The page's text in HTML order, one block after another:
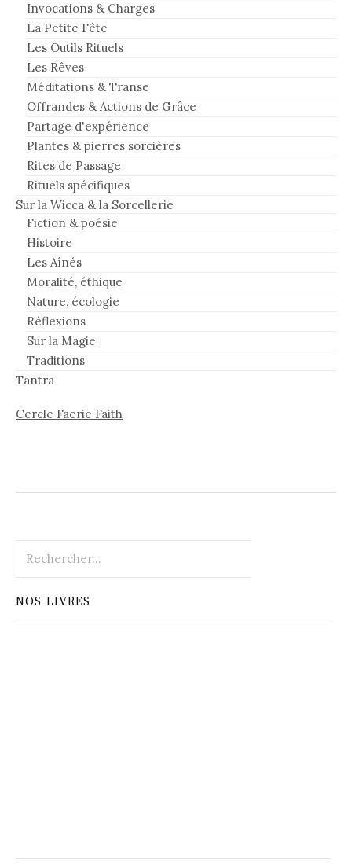
Invocations & Charges
La Petite Fête
Les Outils Rituels
Les Rêves
Méditations & Transe
Offrandes & Actions de Grâce
Partage d'expérience
Plantes & pierres sorcières
Rites de Passage
Rituels spécifiques
Sur la Wicca & la Sorcellerie
Fiction & poésie
Histoire
Les Aînés
Moralité, éthique
Nature, écologie
Réflexions
Sur la Magie
Traditions
Tantra
Cercle Faerie Faith
NOS LIVRES